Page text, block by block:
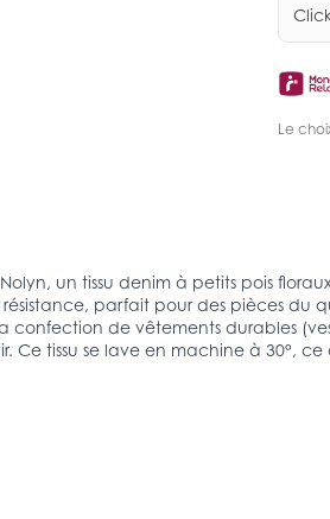
Le
un tissu denim à petits pois
parfait pour des pièces du
confection de vêtements durables
Ce tissu se lave en machine à 30°,